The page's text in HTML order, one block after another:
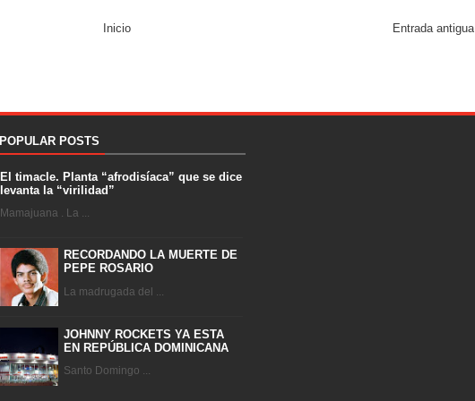
Entrada antigua
Inicio
POPULAR POSTS
El timacle. Planta “afrodisíaca” que se dice
levanta la “virilidad”
Mamajuana . La ...
RECORDANDO LA MUERTE DE
PEPE ROSARIO
La madrugada del ...
JOHNNY ROCKETS YA ESTA
EN REPÚBLICA DOMINICANA
Santo Domingo ...